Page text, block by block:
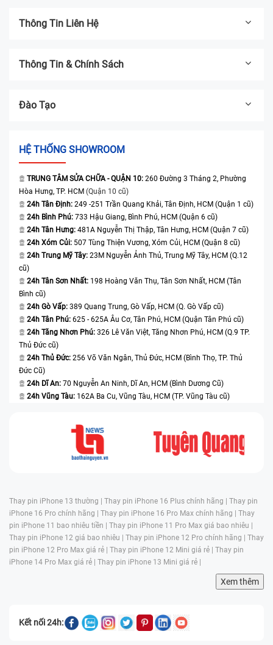
Thông Tin Liên Hệ
Thông Tin & Chính Sách
Đào Tạo
HỆ THỐNG SHOWROOM
TRUNG TÂM SỬA CHỮA - QUẬN 10: 260 Đường 3 Tháng 2, Phường
Hòa Hưng, TP. HCM (Quận 10 cũ)
24h Tân Định: 249 -251 Trần Quang Khải, Tân Định, HCM (Quận 1 cũ)
24h Bình Phú: 733 Hậu Giang, Bình Phú, HCM (Quận 6 cũ)
24h Tân Hưng: 481A Nguyễn Thị Thập, Tân Hưng, HCM (Quận 7 cũ)
24h Xóm Củi: 507 Tùng Thiện Vương, Xóm Củi, HCM (Quận 8 cũ)
24h Trung Mỹ Tây: 23M Nguyễn Ảnh Thủ, Trung Mỹ Tây, HCM (Q.12
cũ)
24h Tân Sơn Nhất: 198 Hoàng Văn Thụ, Tân Sơn Nhất, HCM (Tân
Bình cũ)
24h Gò Vấp: 389 Quang Trung, Gò Vấp, HCM (Q. Gò Vấp cũ)
24h Tân Phú: 625 - 625A Âu Cơ, Tân Phú, HCM (Quận Tân Phú cũ)
24h Tăng Nhơn Phú: 326 Lê Văn Việt, Tăng Nhơn Phú, HCM (Q.9 TP.
Thủ Đức cũ)
24h Thủ Đức: 256 Võ Văn Ngân, Thủ Đức, HCM (Bình Thọ, TP. Thủ
Đức Cũ)
24h Dĩ An: 70 Nguyễn An Ninh, Dĩ An, HCM (Bình Dương Cũ)
24h Vũng Tàu: 162A Ba Cu, Vũng Tàu, HCM (TP. Vũng Tàu cũ)
Thay pin iPhone 13 thường | Thay pin iPhone 16 Plus chính hãng | Thay pin
iPhone 16 Pro chính hãng | Thay pin iPhone 16 Pro Max chính hãng | Thay
pin iPhone 11 bao nhiêu tiền | Thay pin iPhone 11 Pro Max giá bao nhiêu |
Thay pin iPhone 12 giá bao nhiêu | Thay pin iPhone 12 Pro chính hãng | Thay
pin iPhone 12 Pro Max giá rẻ | Thay pin iPhone 12 Mini giá rẻ | Thay pin
iPhone 14 Pro Max giá rẻ | Thay pin iPhone 13 Mini giá rẻ |
Xem thêm
Kết nối 24h: